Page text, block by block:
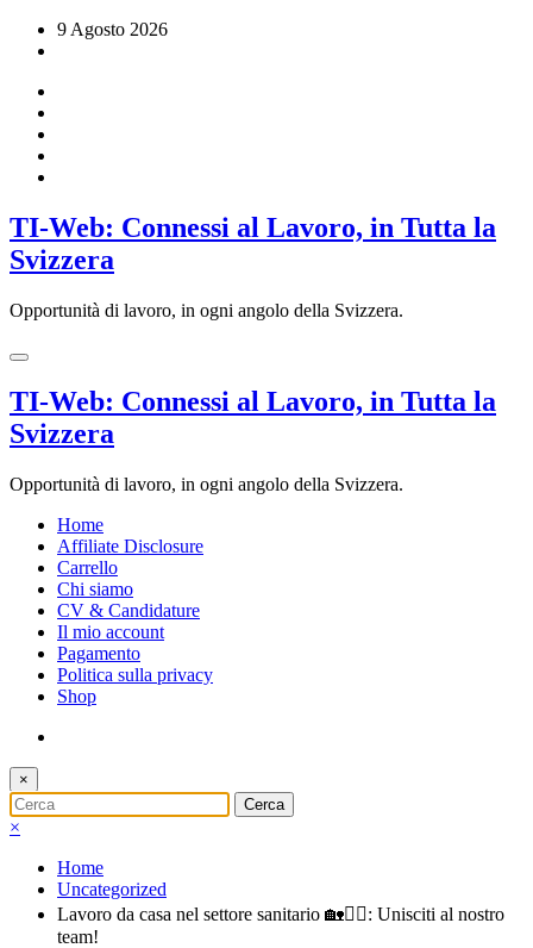
9 Agosto 2026
TI-Web: Connessi al Lavoro, in Tutta la
Svizzera
Opportunità di lavoro, in ogni angolo della Svizzera.
TI-Web: Connessi al Lavoro, in Tutta la
Svizzera
Opportunità di lavoro, in ogni angolo della Svizzera.
Home
Affiliate Disclosure
Carrello
Chi siamo
CV & Candidature
Il mio account
Pagamento
Politica sulla privacy
Shop
×
×
Home
Uncategorized
Lavoro da casa nel settore sanitario 🏡👩‍⚕️: Unisciti al nostro
team!